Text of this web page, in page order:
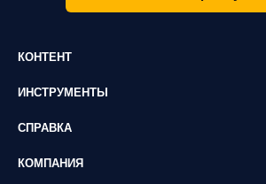
КОНТЕНТ
ИНСТРУМЕНТЫ
СПРАВКА
КОМПАНИЯ